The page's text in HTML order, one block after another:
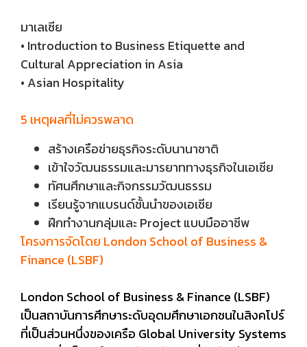
มาเลเซีย
• Introduction to Business Etiquette and
Cultural Appreciation in Asia
• Asian Hospitality
5 เหตุผลที่ไม่ควรพลาด
สร้างเครือข่ายธุรกิจระดับนานาชาติ
เข้าใจวัฒนธรรมและมารยาททางธุรกิจในเอเชีย
ทัศนศึกษาและกิจกรรมวัฒนธรรม
เรียนรู้จากแบรนด์ชั้นนำของเอเชีย
ฝึกทำงานกลุ่มและ Project แบบมืออาชีพ
โครงการจัดโดย London School of Business &
Finance (LSBF)
London School of Business & Finance (LSBF)
เป็นสถาบันการศึกษาระดับอุดมศึกษาเอกชนในสิงคโปร์
ที่เป็นส่วนหนึ่งของเครือ Global University Systems